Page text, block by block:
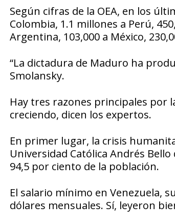
Según cifras de la OEA, en los
Colombia, 1.1 millones a Perú,
Argentina, 103,000 a México,
“La dictadura de Maduro ha
Smolansky.
Hay tres razones principales por
creciendo, dicen los expertos.
En primer lugar, la crisis
Universidad Católica Andrés
94,5 por ciento de la población.
El salario mínimo en Venezuela,
dólares mensuales. Sí, leyeron